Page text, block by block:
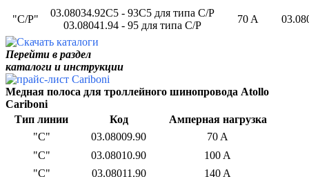
"С/Р"
03.08034.92C5 - 93C5 для типа C/P
03.08041.94 - 95 для типа C/P
70 A
Перейти в раздел
каталоги и инструкции
Медная полоса для троллейного шинопровода Atollo
Cariboni
Тип линии
Код
Амперная нагрузка
"С"
03.08009.90
70 A
"С"
03.08010.90
100 A
"С"
03.08011.90
140 A